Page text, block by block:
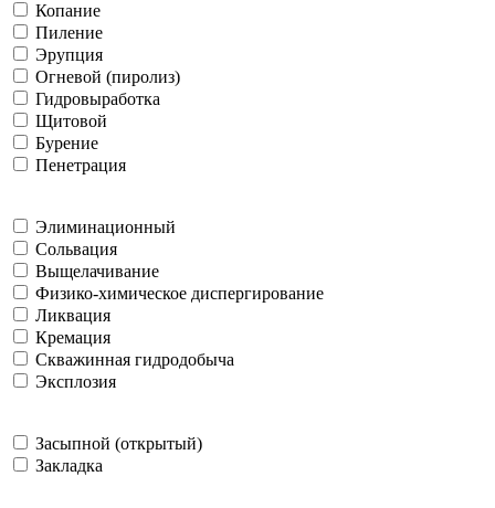
Копание
Пиление
Эрупция
Огневой (пиролиз)
Гидровыработка
Щитовой
Бурение
Пенетрация
Элиминационный
Сольвация
Выщелачивание
Физико-химическое диспергирование
Ликвация
Кремация
Скважинная гидродобыча
Эксплозия
Засыпной (открытый)
Закладка